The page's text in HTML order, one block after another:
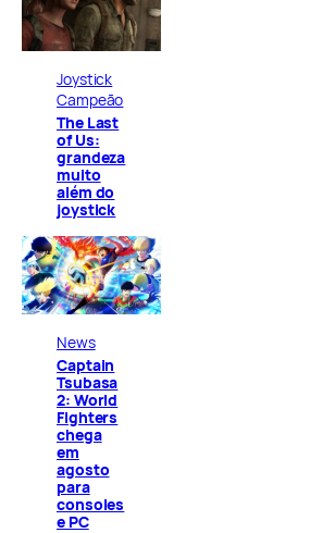
Joystick
Campeão
The Last
of Us:
grandeza
muito
além do
joystick
News
Captain
Tsubasa
2: World
Fighters
chega
em
agosto
para
consoles
e PC